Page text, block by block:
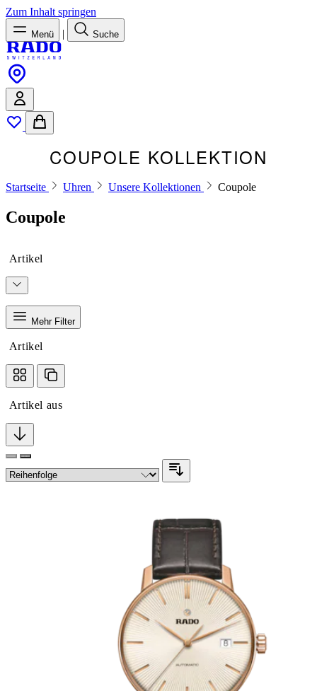
Zum Inhalt springen
Menü | Suche
COUPOLE KOLLEKTION
Startseite Uhren Unsere Kollektionen Coupole
Coupole
Artikel
Mehr Filter
Artikel
Artikel aus